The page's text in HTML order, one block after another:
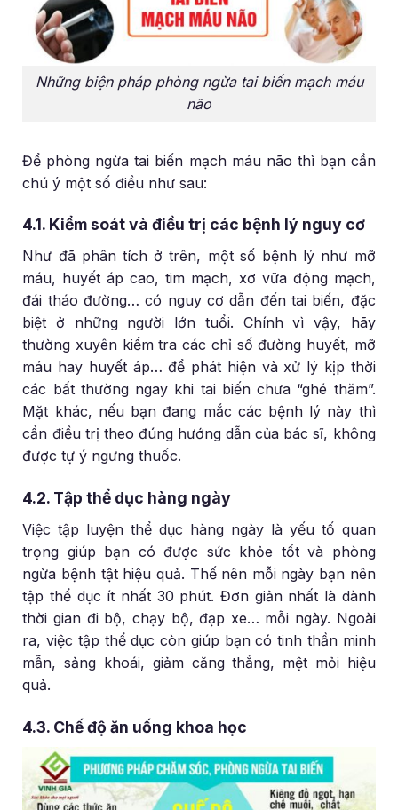
Những biện pháp phòng ngừa tai biến mạch máu
não
Để phòng ngừa tai biến mạch máu não thì bạn cần
chú ý một số điều như sau:
4.1. Kiểm soát và điều trị các bệnh lý nguy cơ
Như đã phân tích ở trên, một số bệnh lý như mỡ
máu, huyết áp cao, tim mạch, xơ vữa động mạch,
đái tháo đường… có nguy cơ dẫn đến tai biến, đặc
biệt ở những người lớn tuổi. Chính vì vậy, hãy
thường xuyên kiểm tra các chỉ số đường huyết, mỡ
máu hay huyết áp… để phát hiện và xử lý kịp thời
các bất thường ngay khi tai biến chưa “ghé thăm”.
Mặt khác, nếu bạn đang mắc các bệnh lý này thì
cần điều trị theo đúng hướng dẫn của bác sĩ, không
được tự ý ngưng thuốc.
4.2. Tập thể dục hàng ngày
Việc tập luyện thể dục hàng ngày là yếu tố quan
trọng giúp bạn có được sức khỏe tốt và phòng
ngừa bệnh tật hiệu quả. Thế nên mỗi ngày bạn nên
tập thể dục ít nhất 30 phút. Đơn giản nhất là dành
thời gian đi bộ, chạy bộ, đạp xe… mỗi ngày. Ngoài
ra, việc tập thể dục còn giúp bạn có tinh thần minh
mẫn, sảng khoái, giảm căng thẳng, mệt mỏi hiệu
quả.
4.3. Chế độ ăn uống khoa học